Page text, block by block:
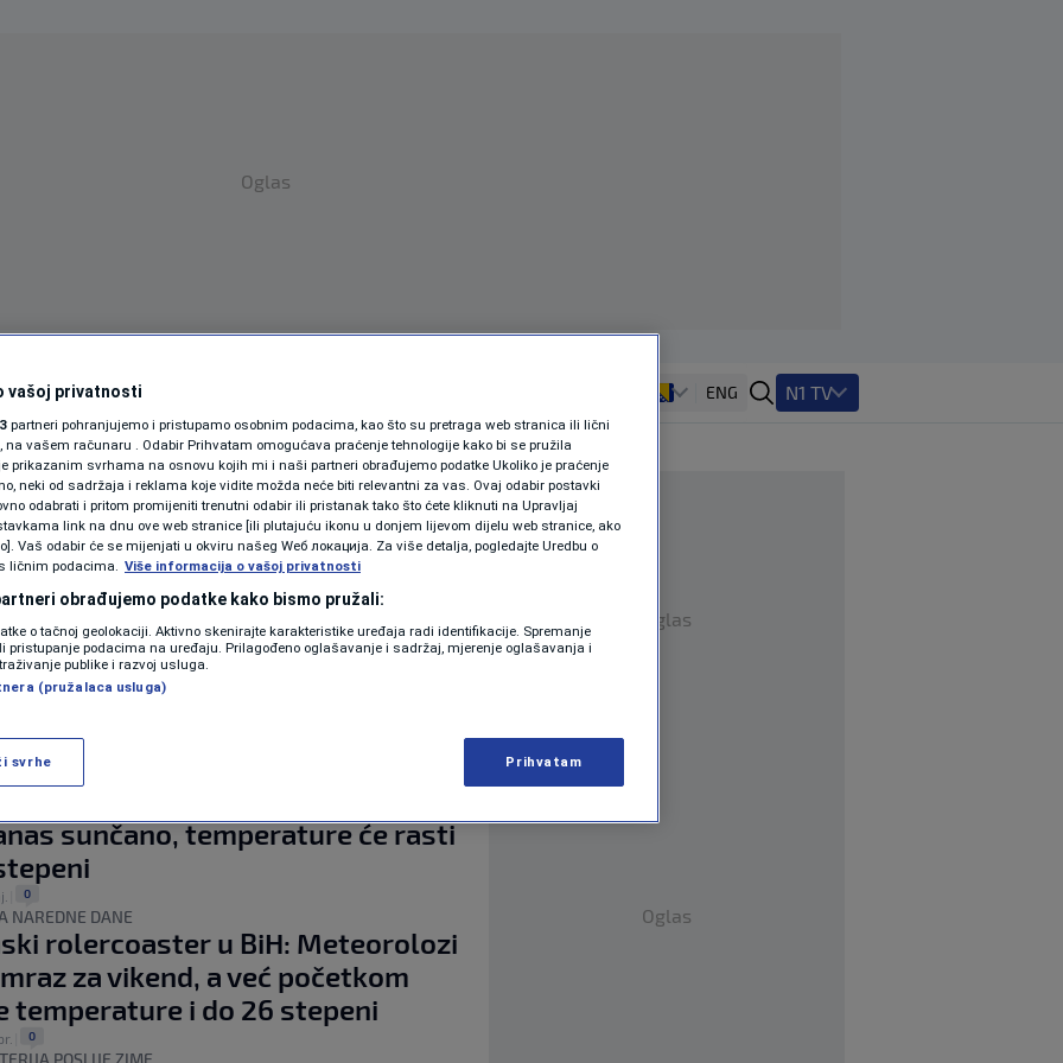
Oglas
SPORTSVIJETMAGAZIN
ZDRAVLJE
SHOWBIZ
KOLUMNE
PODCAST
VIRALNO
PROMO
VIDEO
ENG N1 TV
VIŠE LJUDI
donosi problem sa alergijama:
zaštititi i ublažiti simptome
|
najavljuju temperaturni skok,
| 0
sunčano, temperature će rasti
0
NAREDNE DANE
rolercoaster u BiH: Meteorolozi
za vikend, a već početkom
temperature i do 26 stepeni
0
POSLIJE ZIME
Oglas
Oglas
vašoj privatnosti
partneri pohranjujemo i pristupamo osobnim podacima, kao što su pretraga web stranica ili lični
na vašem računaru . Odabir Prihvatam omogućava praćenje tehnologije kako bi se pružila
prikazanim svrhama na osnovu kojih mi i naši partneri obrađujemo podatke Ukoliko je praćenje
neki od sadržaja i reklama koje vidite možda neće biti relevantni za vas. Ovaj odabir postavki
odabrati i pritom promijeniti trenutni odabir ili pristanak tako što ćete kliknuti na Upravljaj
link na dnu ove web stranice [ili plutajuću ikonu u donjem lijevom dijelu web stranice, ako
Vaš odabir će se mijenjati u okviru našeg Wеб локација. Za više detalja, pogledajte Uredbu o
ličnim podacima. Više informacija o vašoj privatnosti
obrađujemo podatke kako bismo pružali:
o tačnoj geolokaciji. Aktivno skenirajte karakteristike uređaja radi identifikacije. Spremanje
pristupanje podacima na uređaju. Prilagođeno oglašavanje i sadržaj, mjerenje oglašavanja i
publike i razvoj usluga.
(pružalaca usluga)
svrhe Prihvatam